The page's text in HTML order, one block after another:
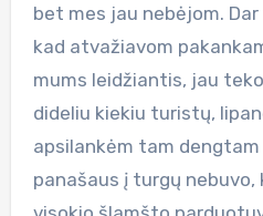
bet mes jau nebėjom.
kad atvažiavom
mums leidžiantis, jau
dideliu kiekiu turistų,
apsilankėm tam
panašaus į turgų nebuvo,